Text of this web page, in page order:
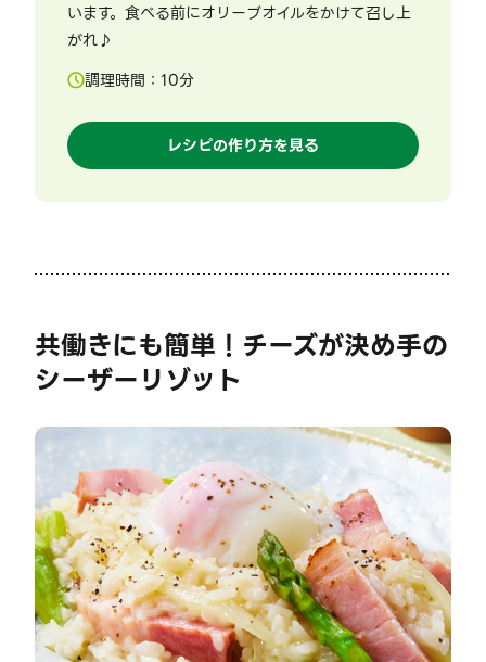
います。食べる前にオリーブオイルをかけて召し上
がれ♪
調理時間： 10分
レシピの作り方を見る
共働きにも簡単！チーズが決め手の
シーザーリゾット